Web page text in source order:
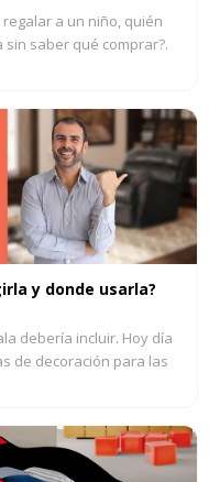
a un niño, quién
saber qué comprar?.
y donde usarla?
debería incluir. Hoy día
de decoración para las